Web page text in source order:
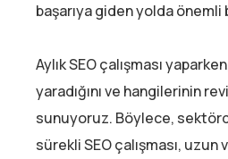
başarıya giden yolda önemli
Aylık SEO çalışması
yaradığını ve hangilerinin
sunuyoruz. Böylece,
sürekli SEO çalışması,